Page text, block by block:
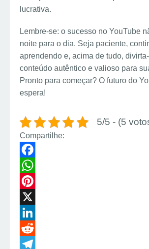
lucrativa.
Lembre-se: o sucesso no YouTube
noite para o dia. Seja paciente,
aprendendo e, acima de tudo,
conteúdo autêntico e valioso para
Pronto para começar? O futuro do
espera!
5/5 - (5
Compartilhe:
F
a
c
e
b
o
W
h
a
t
s
P
n
X
L
R